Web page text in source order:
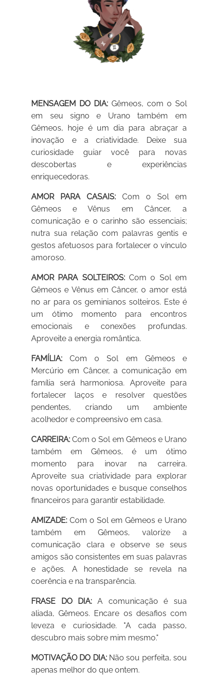
MENSAGEM DO DIA: Gêmeos, com o Sol
em seu signo e Urano também em
Gêmeos, hoje é um dia para abraçar a
inovação e a criatividade. Deixe sua
curiosidade guiar você para novas
descobertas e experiências
enriquecedoras.
AMOR PARA CASAIS: Com o Sol em
Gêmeos e Vênus em Câncer, a
comunicação e o carinho são essenciais;
nutra sua relação com palavras gentis e
gestos afetuosos para fortalecer o vínculo
amoroso.
AMOR PARA SOLTEIROS:Com o Sol em
Gêmeos e Vênus em Câncer, o amor está
no ar para os geminianos solteiros. Este é
um ótimo momento para encontros
emocionais e conexões profundas.
Aproveite a energia romântica.
FAMÍLIA: Com o Sol em Gêmeos e
Mercúrio em Câncer, a comunicação em
família será harmoniosa. Aproveite para
fortalecer laços e resolver questões
pendentes, criando um ambiente
acolhedor e compreensivo em casa.
CARREIRA: Com o Sol em Gêmeos e Urano
também em Gêmeos, é um ótimo
momento para inovar na carreira.
Aproveite sua criatividade para explorar
novas oportunidades e busque conselhos
financeiros para garantir estabilidade.
AMIZADE: Com o Sol em Gêmeos e Urano
também em Gêmeos, valorize a
comunicação clara e observe se seus
amigos são consistentes em suas palavras
e ações. A honestidade se revela na
coerência e na transparência.
FRASE DO DIA: A comunicação é sua
aliada, Gêmeos. Encare os desafios com
leveza e curiosidade. "A cada passo,
descubro mais sobre mim mesmo."
MOTIVAÇÃO DO DIA:Não sou perfeita, sou
apenas melhor do que ontem.